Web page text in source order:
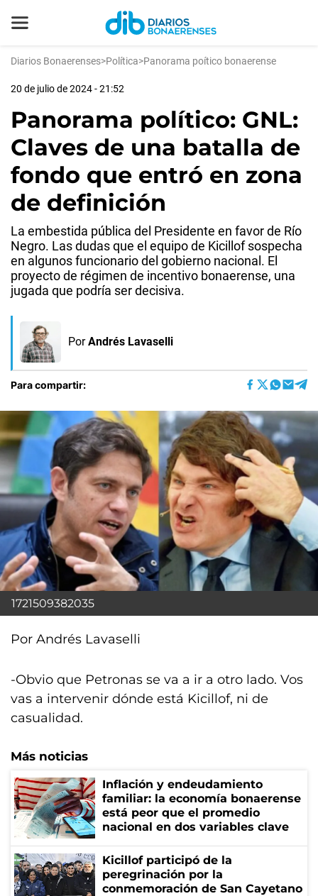
Diarios Bonaerenses>Política>Panorama poítico bonaerense
20 de julio de 2024 - 21:52
Panorama político: GNL:
Claves de una batalla de
fondo que entró en zona
de definición
La embestida pública del Presidente en favor de Río
Negro. Las dudas que el equipo de Kicillof sospecha
en algunos funcionario del gobierno nacional. El
proyecto de régimen de incentivo bonaerense, una
jugada que podría ser decisiva.
Por Andrés Lavaselli
Para compartir:
1721509382035
Por Andrés Lavaselli
-Obvio que Petronas se va a ir a otro lado. Vos
vas a intervenir dónde está Kicillof, ni de
casualidad.
Más noticias
Inflación y endeudamiento
familiar: la economía bonaerense
está peor que el promedio
nacional en dos variables clave
Kicillof participó de la
peregrinación por la
conmemoración de San Cayetano